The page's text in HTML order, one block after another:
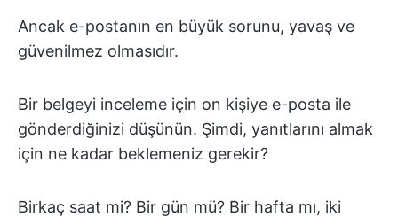
Ancak e-postanın en büyük sorunu, yavaş ve
güvenilmez olmasıdır.
Bir belgeyi inceleme için on kişiye e-posta ile
gönderdiğinizi düşünün. Şimdi, yanıtlarını almak
için ne kadar beklemeniz gerekir?
Birkaç saat mi? Bir gün mü? Bir hafta mı, iki